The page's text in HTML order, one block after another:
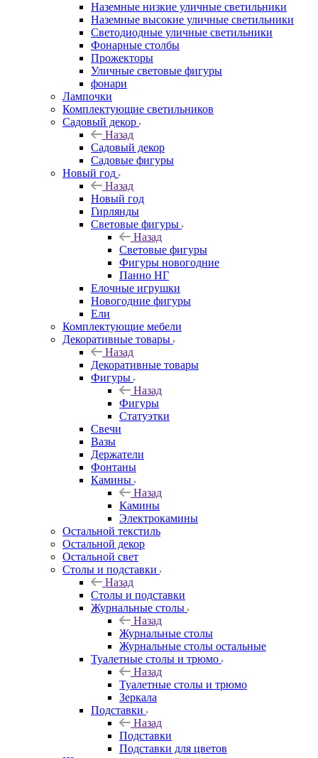
Наземные низкие уличные светильники
Наземные высокие уличные светильники
Светодиодные уличные светильники
Фонарные столбы
Прожекторы
Уличные световые фигуры
фонари
Лампочки
Комплектующие светильников
Садовый декор
Назад
Садовый декор
Садовые фигуры
Новый год
Назад
Новый год
Гирлянды
Световые фигуры
Назад
Световые фигуры
Фигуры новогодние
Панно НГ
Елочные игрушки
Новогодние фигуры
Ели
Комплектующие мебели
Декоративные товары
Назад
Декоративные товары
Фигуры
Назад
Фигуры
Статуэтки
Свечи
Вазы
Держатели
Фонтаны
Камины
Назад
Камины
Электрокамины
Остальной текстиль
Остальной декор
Остальной свет
Столы и подставки
Назад
Столы и подставки
Журнальные столы
Назад
Журнальные столы
Журнальные столы остальные
Туалетные столы и трюмо
Назад
Туалетные столы и трюмо
Зеркала
Подставки
Назад
Подставки
Подставки для цветов